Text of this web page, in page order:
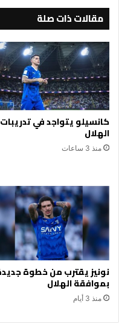
مقالات ذات صلة
كانسيلو يتواجد في تدريبات
الهلال
منذ 3 ساعات
نونيز يقترب من خطوة
بموافقة الهلال
منذ 3 أيام